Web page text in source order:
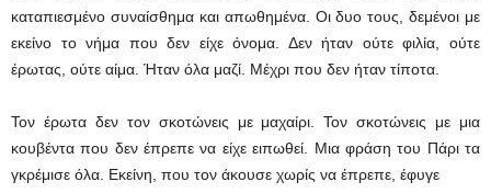
καταπιεσμένο συναίσθημα και απωθημένα. Οι δυο τους, δεμένοι με
εκείνο το νήμα που δεν είχε όνομα. Δεν ήταν ούτε φιλία, ούτε
έρωτας, ούτε αίμα. Ήταν όλα μαζί. Μέχρι που δεν ήταν τίποτα.
Τον έρωτα δεν τον σκοτώνεις με μαχαίρι. Τον σκοτώνεις με μια
κουβέντα που δεν έπρεπε να είχε ειπωθεί. Μια φράση του Πάρι τα
γκρέμισε όλα. Εκείνη, που τον άκουσε χωρίς να έπρεπε, έφυγε